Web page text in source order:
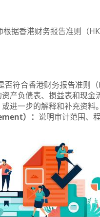
据香港财务报告准则（
否符合香港财务报告准则（
产负债表、损益表和现金
进一步的解释和补充资料。
）： 说明审计范围、